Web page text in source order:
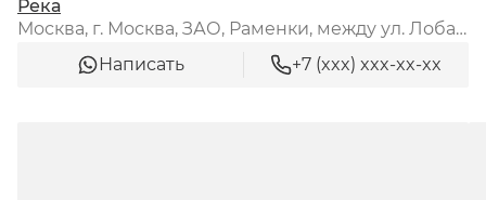
Река
Москва, г. Москва, ЗАО, Раменки, между ул. Лобачевского и платформой "Матвеевское"
Написать
+7 (xxx) xxx-xx-xx